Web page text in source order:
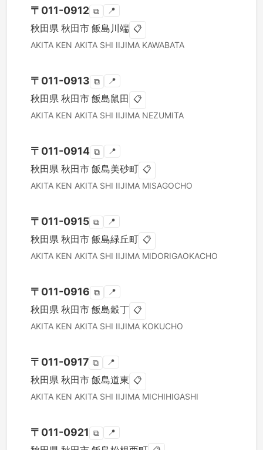
〒 011-0912 ⧉ 📍
秋田県 秋田市 飯島川端 📋
AKITA KEN AKITA SHI IIJIMA KAWABATA
〒 011-0913 ⧉ 📍
秋田県 秋田市 飯島鼠田 📋
AKITA KEN AKITA SHI IIJIMA NEZUMITA
〒 011-0914 ⧉ 📍
秋田県 秋田市 飯島美砂町 📋
AKITA KEN AKITA SHI IIJIMA MISAGOCHO
〒 011-0915 ⧉ 📍
秋田県 秋田市 飯島緑丘町 📋
AKITA KEN AKITA SHI IIJIMA MIDORIGAOKACHO
〒 011-0916 ⧉ 📍
秋田県 秋田市 飯島穀丁 📋
AKITA KEN AKITA SHI IIJIMA KOKUCHO
〒 011-0917 ⧉ 📍
秋田県 秋田市 飯島道東 📋
AKITA KEN AKITA SHI IIJIMA MICHIHIGASHI
〒 011-0921 ⧉ 📍